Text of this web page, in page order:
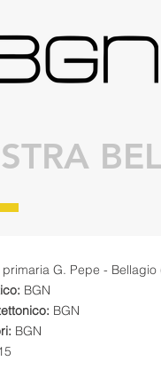
G. Pepe - Bellagio
BGN
BGN
BGN